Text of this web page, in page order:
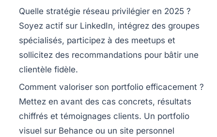
Quelle stratégie réseau privilégier en 2025 ?
Soyez actif sur LinkedIn, intégrez des groupes
spécialisés, participez à des meetups et
sollicitez des recommandations pour bâtir une
clientèle fidèle.
Comment valoriser son portfolio efficacement ?
Mettez en avant des cas concrets, résultats
chiffrés et témoignages clients. Un portfolio
visuel sur Behance ou un site personnel